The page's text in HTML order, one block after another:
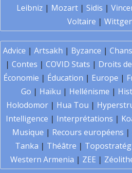
Leibniz | Mozart | Sidis |
Voltaire |
Advice | Artsakh | Byzance |
| Contes | COVID Stats | Droits
Économie | Éducation | Europe |
Go | Haïku | Hellénisme |
Holodomor | Hua Tou |
Intelligence | Interprétations |
Musique | Recours européens |
Tanka | Théâtre |
Western Armenia | ZEE |